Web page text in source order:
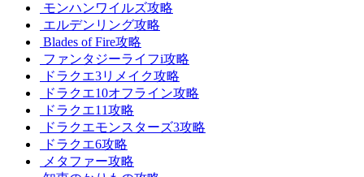
モンハンワイルズ攻略
エルデンリング攻略
Blades of Fire攻略
ファンタジーライフi攻略
ドラクエ3リメイク攻略
ドラクエ10オフライン攻略
ドラクエ11攻略
ドラクエモンスターズ3攻略
ドラクエ6攻略
メタファー攻略